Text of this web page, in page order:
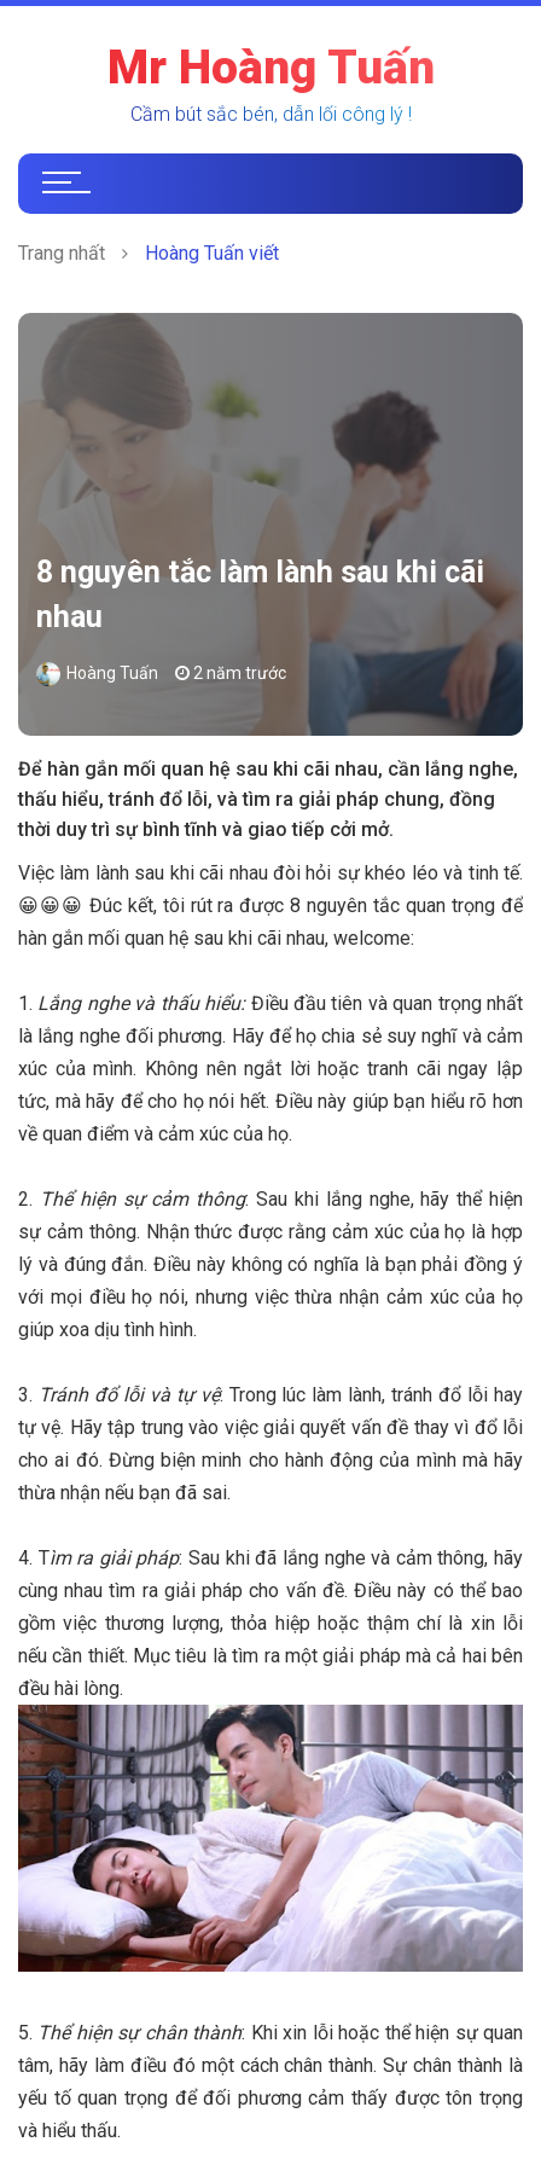
Mr Hoàng Tuấn
Cầm bút sắc bén, dẫn lối công lý !
Trang nhất Hoàng Tuấn viết
8 nguyên tắc làm lành sau khi cãi
nhau
Hoàng Tuấn 2 năm trước
Để hàn gắn mối quan hệ sau khi cãi nhau, cần lắng nghe,
thấu hiểu, tránh đổ lỗi, và tìm ra giải pháp chung, đồng
thời duy trì sự bình tĩnh và giao tiếp cởi mở.
Việc làm lành sau khi cãi nhau đòi hỏi sự khéo léo và tinh tế.
😀😀😀 Đúc kết, tôi rút ra được 8 nguyên tắc quan trọng để
hàn gắn mối quan hệ sau khi cãi nhau, welcome:
1. Lắng nghe và thấu hiểu:Điều đầu tiên và quan trọng nhất
là lắng nghe đối phương. Hãy để họ chia sẻ suy nghĩ và cảm
xúc của mình. Không nên ngắt lời hoặc tranh cãi ngay lập
tức, mà hãy để cho họ nói hết. Điều này giúp bạn hiểu rõ hơn
về quan điểm và cảm xúc của họ.
2. Thể hiện sự cảm thông: Sau khi lắng nghe, hãy thể hiện
sự cảm thông. Nhận thức được rằng cảm xúc của họ là hợp
lý và đúng đắn. Điều này không có nghĩa là bạn phải đồng ý
với mọi điều họ nói, nhưng việc thừa nhận cảm xúc của họ
giúp xoa dịu tình hình.
3. Tránh đổ lỗi và tự vệ: Trong lúc làm lành, tránh đổ lỗi hay
tự vệ. Hãy tập trung vào việc giải quyết vấn đề thay vì đổ lỗi
cho ai đó. Đừng biện minh cho hành động của mình mà hãy
thừa nhận nếu bạn đã sai.
4. Tìm ra giải pháp: Sau khi đã lắng nghe và cảm thông, hãy
cùng nhau tìm ra giải pháp cho vấn đề. Điều này có thể bao
gồm việc thương lượng, thỏa hiệp hoặc thậm chí là xin lỗi
nếu cần thiết. Mục tiêu là tìm ra một giải pháp mà cả hai bên
đều hài lòng.
5. Thể hiện sự chân thành: Khi xin lỗi hoặc thể hiện sự quan
tâm, hãy làm điều đó một cách chân thành. Sự chân thành là
yếu tố quan trọng để đối phương cảm thấy được tôn trọng
và hiểu thấu.